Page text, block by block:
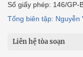
Số giấy phép: 146/GP-
Tổng biên tập: Nguyễn
Liên hệ tòa soạn